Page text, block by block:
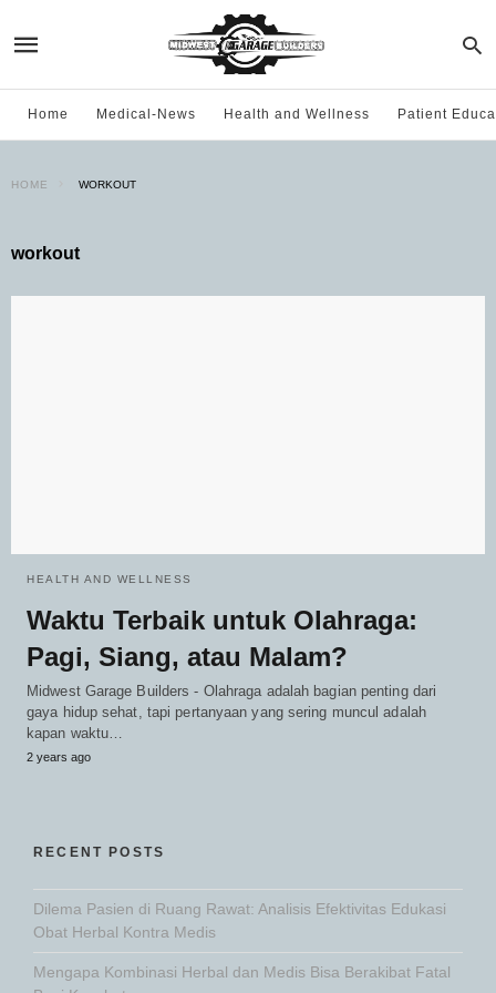
Home Medical-News Health and Wellness Patient
HOME WORKOUT
workout
HEALTH AND WELLNESS
Waktu Terbaik untuk Olahraga:
Pagi, Siang, atau Malam?
Midwest Garage Builders - Olahraga adalah bagian penting dari
gaya hidup sehat, tapi pertanyaan yang sering muncul adalah
kapan waktu…
2 years ago
RECENT POSTS
Dilema Pasien di Ruang Rawat: Analisis Efektivitas Edukasi
Obat Herbal Kontra Medis
Mengapa Kombinasi Herbal dan Medis Bisa Berakibat Fatal